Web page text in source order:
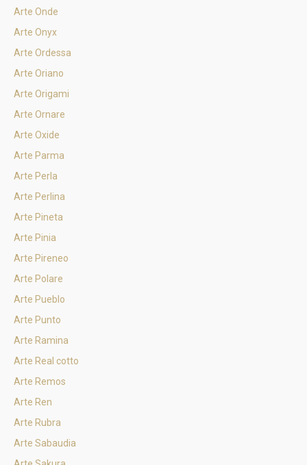
Arte Onde
Arte Onyx
Arte Ordessa
Arte Oriano
Arte Origami
Arte Ornare
Arte Oxide
Arte Parma
Arte Perla
Arte Perlina
Arte Pineta
Arte Pinia
Arte Pireneo
Arte Polare
Arte Pueblo
Arte Punto
Arte Ramina
Arte Real cotto
Arte Remos
Arte Ren
Arte Rubra
Arte Sabaudia